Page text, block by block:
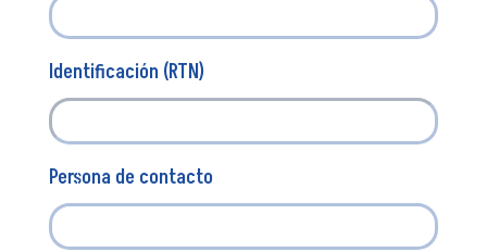
Identificación (RTN)
Persona de contacto